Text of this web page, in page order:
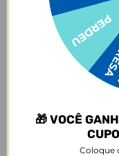
Antes de garantir seu
seu celular! Os modelos
outras versões, então
encaixar direitinho.
combinar com seu
*Imagens meramente
Prazo de Postagem
🎁 VOCÊ
Coloque